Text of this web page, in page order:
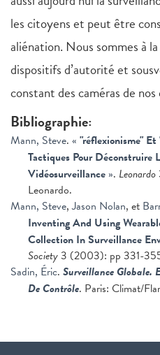
les citoyens et peut être
aliénation. Nous sommes à
dispositifs d’autorité et
constant des caméras de
Bibliographie:
Mann, Steve. « "réflexionisme"
Tactiques Pour Déconstruire
Vidéosurveillance ». Leonardo
Leonardo.
Mann, Steve,Jason Nolan, et
Inventing And Using
Collection In Surveillance
Society3 (2003): pp 331-
Sadin, Éric. Surveillance Globale.
De Contrôle. Paris: Climat/